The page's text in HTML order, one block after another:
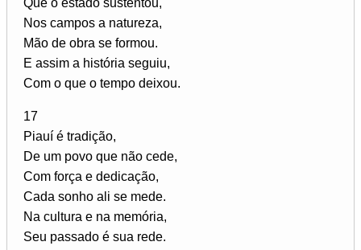
Nos campos a natureza,
Mão de obra se formou.
E assim a história seguiu,
Com o que o tempo deixou.
17
Piauí é tradição,
De um povo que não cede,
Com força e dedicação,
Cada sonho ali se mede.
Na cultura e na memória,
Seu passado é sua rede.